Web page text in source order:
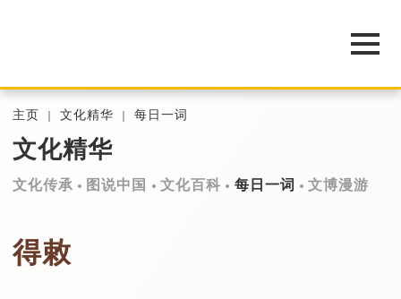
主页 文化精华 每日一词
文化精华
文化传承 图说中国 文化百科 每日一词 文博漫游
得敕